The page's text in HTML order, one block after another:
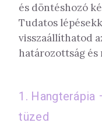
és döntéshozó
Tudatos
visszaállíthatod
határozottság és
1. Hangterápia
tüzed